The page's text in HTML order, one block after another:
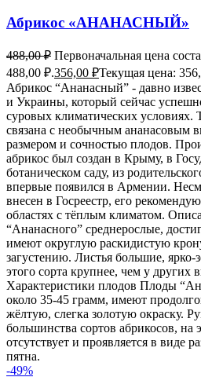
Абрикос «АНАНАСНЫЙ»
488,00₽ Первоначальная цена
488,00 ₽.356,00 ₽Текущая цена:
Абрикос “Ананасный” - давно
и Украины, который сейчас
суровых климатических условиях.
связана с необычным ананасовым
размером и сочностью плодов.
абрикос был создан в Крыму, в
ботаническом саду, из
впервые появился в Армении.
внесен в Госреестр, его
областях с тёплым климатом.
“Ананасного” среднерослые,
имеют округлую раскидистую
загустению. Листья большие,
этого сорта крупнее, чем у других
Характеристики плодов Плоды
около 35-45 грамм, имеют
жёлтую, слегка золотую окраску.
большинства сортов абрикосов, на
отсутствует и проявляется в виде
пятна.
-49%